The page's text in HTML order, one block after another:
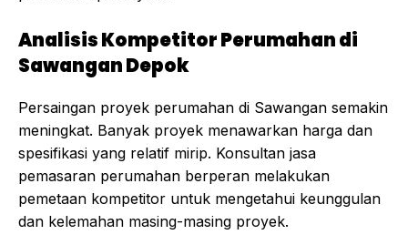
Analisis Kompetitor Perumahan di
Sawangan Depok
Persaingan proyek perumahan di Sawangan semakin
meningkat. Banyak proyek menawarkan harga dan
spesifikasi yang relatif mirip. Konsultan jasa
pemasaran perumahan berperan melakukan
pemetaan kompetitor untuk mengetahui keunggulan
dan kelemahan masing-masing proyek.